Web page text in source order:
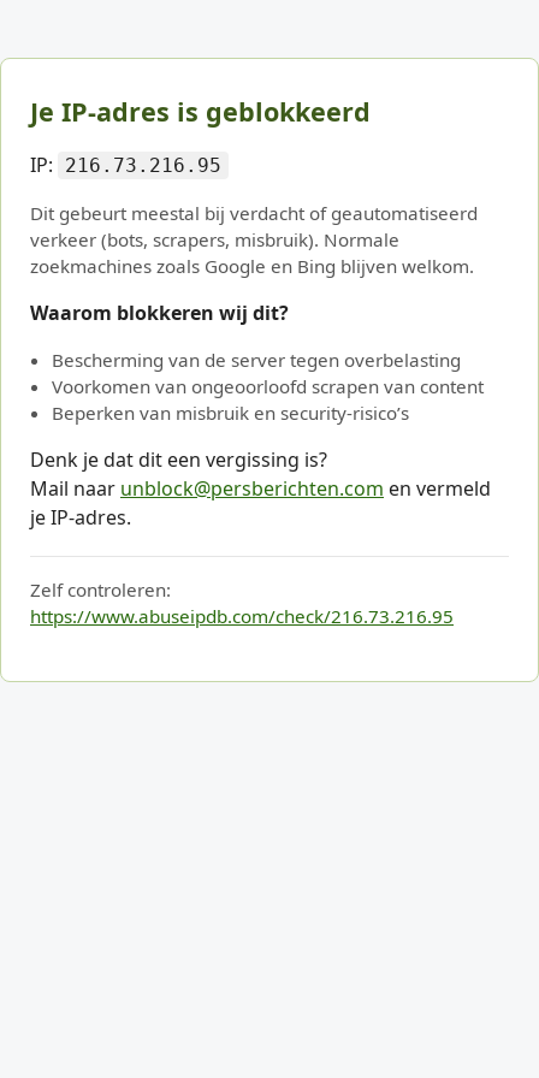
Je IP-adres is geblokkeerd
IP: 216.73.216.95
Dit gebeurt meestal bij verdacht of geautomatiseerd
verkeer (bots, scrapers, misbruik). Normale
zoekmachines zoals Google en Bing blijven welkom.
Waarom blokkeren wij dit?
Bescherming van de server tegen overbelasting
Voorkomen van ongeoorloofd scrapen van content
Beperken van misbruik en security-risico’s
Denk je dat dit een vergissing is?
Mail naar unblock@persberichten.com en vermeld
je IP-adres.
Zelf controleren:
https://www.abuseipdb.com/check/216.73.216.95